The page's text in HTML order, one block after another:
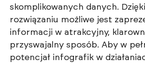
skomplikowanych danych.
rozwiązaniu możliwe jest
informacji w atrakcyjny,
przyswajalny sposób. Aby w
potencjał infografik w